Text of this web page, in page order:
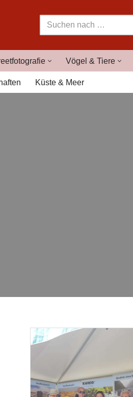
Vögel & Tiere
Küste & Meer